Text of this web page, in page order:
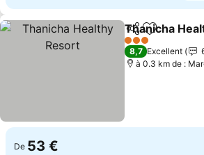
PartagerAjouter à
Thanicha
3 Étoiles
8,7 Excellent
à 0.3 km de :
De 53 €